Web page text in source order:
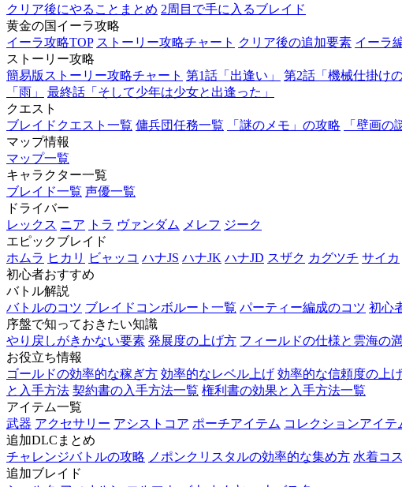
クリア後にやることまとめ 2周目で手に入るブレイド
黄金の国イーラ攻略
イーラ攻略TOP ストーリー攻略チャート クリア後の追加要素 イーラ
ストーリー攻略
簡易版ストーリー攻略チャート 第1話「出逢い」 第2話「機械仕掛けの
「雨」
最終話「そして少年は少女と出逢った」
クエスト
ブレイドクエスト一覧 傭兵団任務一覧 「謎のメモ」の攻略 「壁画の
マップ情報
マップ一覧
キャラクター一覧
ブレイド一覧 声優一覧
ドライバー
レックス ニア トラ ヴァンダム メレフ ジーク
エピックブレイド
ホムラ ヒカリ ビャッコ ハナJS ハナJK ハナJD スザク カグツチ サイカ
初心者おすすめ
バトル解説
バトルのコツ ブレイドコンボルート一覧 パーティー編成のコツ 初心
序盤で知っておきたい知識
やり戻しがきかない要素 発展度の上げ方 フィールドの仕様と雲海の
お役立ち情報
ゴールドの効率的な稼ぎ方 効率的なレベル上げ 効率的な信頼度の上
と入手方法 契約書の入手方法一覧 権利書の効果と入手方法一覧
アイテム一覧
武器 アクセサリー アシストコア ポーチアイテム コレクションアイテ
追加DLCまとめ
チャレンジバトルの攻略 ノポンクリスタルの効率的な集め方 水着コ
追加ブレイド